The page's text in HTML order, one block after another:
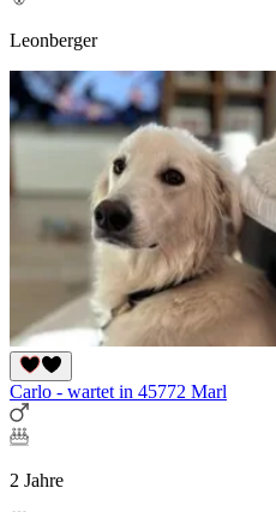
Leonberger
Carlo - wartet in 45772 Marl
2 Jahre